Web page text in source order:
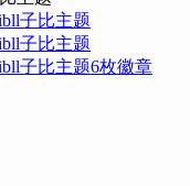
6枚徽章